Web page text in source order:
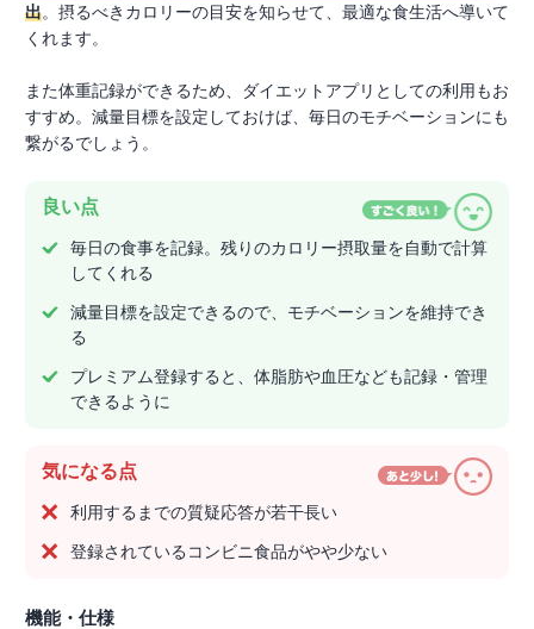
出。摂るべきカロリーの目安を知らせて、最適な食生活へ導いて
くれます。
また体重記録ができるため、ダイエットアプリとしての利用もお
すすめ。減量目標を設定しておけば、毎日のモチベーションにも
繋がるでしょう。
良い点
毎日の食事を記録。残りのカロリー摂取量を自動で計算
してくれる
減量目標を設定できるので、モチベーションを維持でき
る
プレミアム登録すると、体脂肪や血圧なども記録・管理
できるように
気になる点
利用するまでの質疑応答が若干長い
登録されているコンビニ食品がやや少ない
機能・仕様